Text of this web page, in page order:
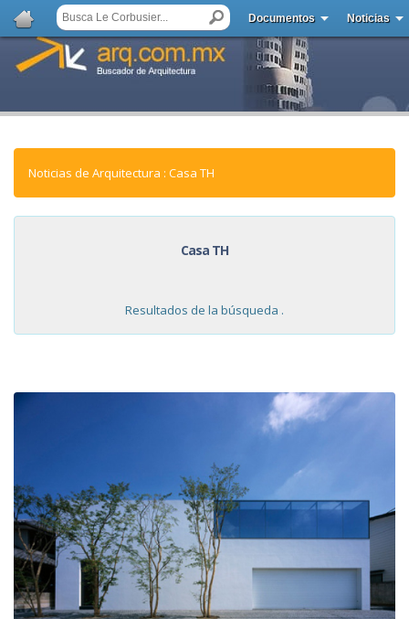
Documentos Noticias
Noticias de Arquitectura : Casa TH
Casa TH
Resultados de la búsqueda .